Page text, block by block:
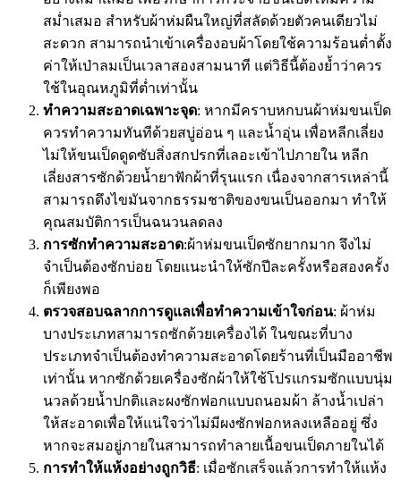
สม่ำเสมอ สำหรับผ้าห่มผืนใหญ่ที่สลัดด้วยตัวคนเดียวไม่
สะดวก สามารถนำเข้าเครื่องอบผ้าโดยใช้ความร้อนต่ำตั้ง
ค่าให้เป่าลมเป็นเวลาสองสามนาที แต่วิธีนี้ต้องย้ำว่าควร
ใช้ในอุณหภูมิที่ต่ำเท่านั้น
ทำความสะอาดเฉพาะจุด: หากมีคราบหกบนผ้าห่มขนเป็ด
ควรทำความทันทีด้วยสบู่อ่อน ๆ และน้ำอุ่น เพื่อหลีกเลี่ยง
ไม่ให้ขนเป็ดดูดซับสิ่งสกปรกที่เลอะเข้าไปภายใน หลีก
เลี่ยงสารซักด้วยน้ำยาฟักผ้าที่รุนแรก เนื่องจากสารเหล่านี้
สามารถดึงไขมันจากธรรมชาติของขนเป็นออกมา ทำให้
คุณสมบัติการเป็นฉนวนลดลง
การซักทำความสะอาด:ผ้าห่มขนเป็ดซักยากมาก จึงไม่
จำเป็นต้องซักบ่อย โดยแนะนำให้ซักปีละครั้งหรือสองครั้ง
ก็เพียงพอ
ตรวจสอบฉลากการดูแลเพื่อทำความเข้าใจก่อน: ผ้าห่ม
บางประเภทสามารถซักด้วยเครื่องได้ ในขณะที่บาง
ประเภทจำเป็นต้องทำความสะอาดโดยร้านที่เป็นมืออาชีพ
เท่านั้น หากซักด้วยเครื่องซักผ้าให้ใช้โปรแกรมซักแบบนุ่ม
นวลด้วยน้ำปกติและผงซักฟอกแบบถนอมผ้า ล้างน้ำเปล่า
ให้สะอาดเพื่อให้แน่ใจว่าไม่มีผงซักฟอกหลงเหลืออยู่ ซึ่ง
หากจะสมอยู่ภายในสามารถทำลายเนื้อขนเป็ดภายในได้
การทำให้แห้งอย่างถูกวิธี: เมื่อซักเสร็จแล้วการทำให้แห้ง